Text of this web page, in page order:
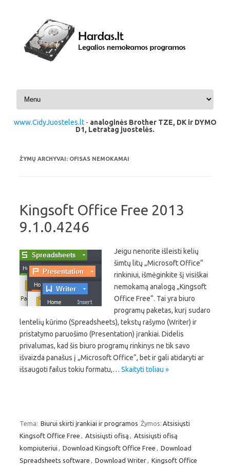
Pereiti prie turinio
www.CidyJuosteles.lt- analoginės Brother TZE, DK ir DYMO
D1, Letratag juostelės.
ŽYMŲ ARCHYVAI: OFISAS NEMOKAMAI
Kingsoft Office Free 2013
9.1.0.4246
Jeigu nenorite išleisti kelių
šimtų litų „Microsoft Office“
rinkiniui, išmėginkite šį visiškai
nemokamą analogą „Kingsoft
Office Free“. Tai yra biuro
programų paketas, kurį sudaro
lentelių kūrimo (Spreadsheets), tekstų rašymo (Writer) ir
pristatymo paruošimo (Presentation) įrankiai. Didelis
privalumas, kad šis biuro programų rinkinys ne tik savo
išvaizda panašus į „Microsoft Office“, bet ir gali atidaryti ar
išsaugoti failus tokiu formatu,… Skaityti toliau »
Tema: Biurui skirti įrankiai ir programos Žymos: Atsisiųsti
Kingsoft Office Free
Atsisiųsti ofisą
Atsisiųsti ofisą
kompiuteriui
Download Kingsoft Office Free
Download
Spreadsheets software
Download Writer
Kingsoft Office